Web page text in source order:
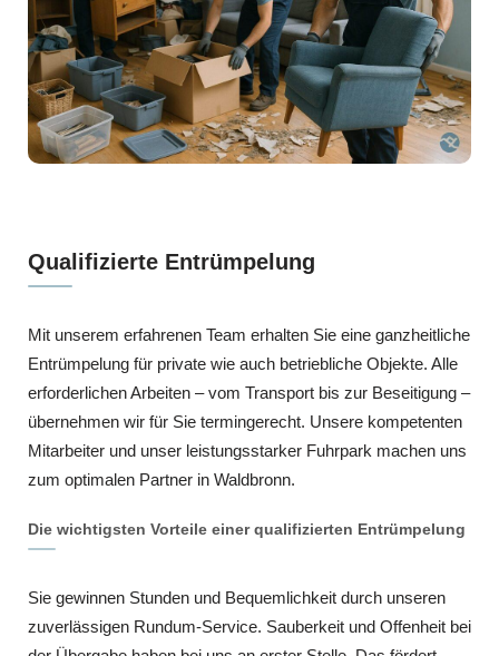
Qualifizierte Entrümpelung
Mit unserem erfahrenen Team erhalten Sie eine ganzheitliche
Entrümpelung für private wie auch betriebliche Objekte. Alle
erforderlichen Arbeiten – vom Transport bis zur Beseitigung –
übernehmen wir für Sie termingerecht. Unsere kompetenten
Mitarbeiter und unser leistungsstarker Fuhrpark machen uns
zum optimalen Partner in Waldbronn.
Die wichtigsten Vorteile einer qualifizierten Entrümpelung
Sie gewinnen Stunden und Bequemlichkeit durch unseren
zuverlässigen Rundum-Service. Sauberkeit und Offenheit bei